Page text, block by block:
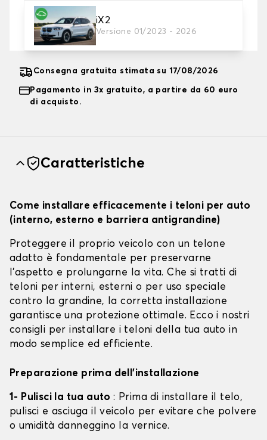
iX2
Versione 01/2023 - 2026
2. Livello di protezione
Scegli il telo protettivo adatto alle tue esigenze
Consegna gratuita stimata su 17/08/2026
Pagamento in 3x gratuito, a partire da 60 euro
di acquisto.
Caratteristiche
Come installare efficacemente i teloni per auto
(interno, esterno e barriera antigrandine)
Proteggere il proprio veicolo con un telone
adatto è fondamentale per preservarne
l'aspetto e prolungarne la vita. Che si tratti di
teloni per interni, esterni o per uso speciale
contro la grandine, la corretta installazione
garantisce una protezione ottimale. Ecco i nostri
consigli per installare i teloni della tua auto in
modo semplice ed efficiente.
Preparazione prima dell'installazione
1- Pulisci la tua auto: Prima di installare il telo,
pulisci e asciuga il veicolo per evitare che polvere
o umidità danneggino la vernice.